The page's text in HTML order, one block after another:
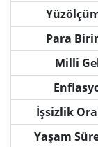
Para
Milli
İşsizlik
Yaşam